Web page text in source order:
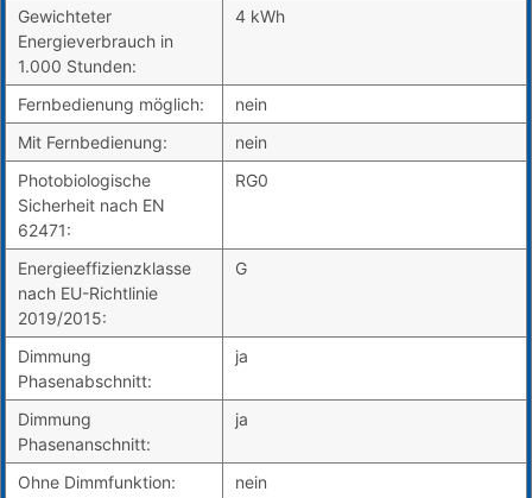
Gewichteter
Energieverbrauch in
1.000 Stunden:
4 kWh
Fernbedienung möglich:
nein
Mit Fernbedienung:
nein
Photobiologische
Sicherheit nach EN
62471:
RG0
Energieeffizienzklasse
nach EU-Richtlinie
2019/2015:
G
Dimmung
Phasenabschnitt:
ja
Dimmung
Phasenanschnitt:
ja
Ohne Dimmfunktion:
nein